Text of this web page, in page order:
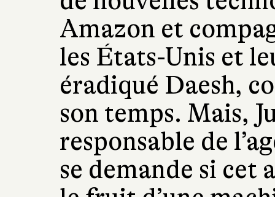
Amazon et
les États-Unis et
éradiqué Daesh,
son temps. Mais,
responsable de
se demande si cet